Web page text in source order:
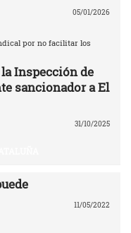
05/01/2026
por no facilitar los
Inspección de
sancionador a El
31/10/2025
11/05/2022